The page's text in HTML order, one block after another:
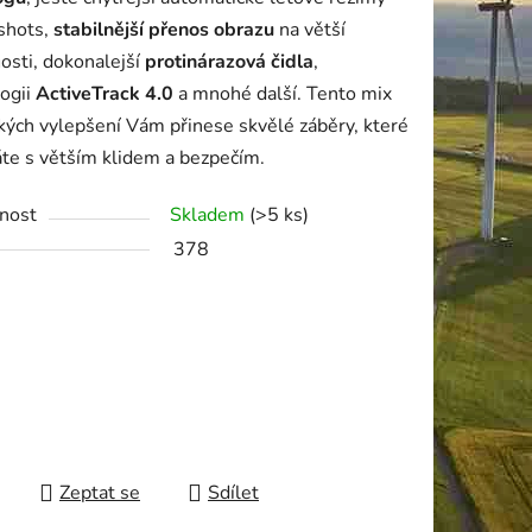
stabilnější přenos obrazu na větší
dokonalejší protinárazová čidla,
ActiveTrack 4.0 a mnohé další. Tento mix
vylepšení Vám přinese skvělé záběry, které
s větším klidem a bezpečím.
Skladem (>5 ks)
378
Zeptat se Sdílet